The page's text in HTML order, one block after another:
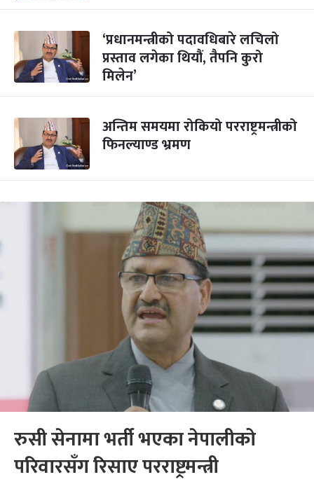
‘प्रधानमन्त्रीको पदावधिबारे लचिलो
प्रस्ताव लगेका थियौं, तैपनि कुरो
मिलेन’
अन्तिम समयमा रोकियो परराष्ट्रमन्त्रीको
फिनल्याण्ड भ्रमण
रुसी सेनामा भर्ती भएका नेपालीको
परिवारसँग रिसाए परराष्ट्रमन्त्री